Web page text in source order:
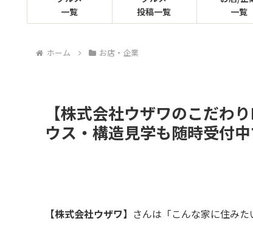
一覧
投稿一覧
一覧
ホーム お店・企業
【株式会社ウザワのこだわ
ウス・構造見学も随時受付中
【株式会社ウザワ】 さんは「こんな家に住み